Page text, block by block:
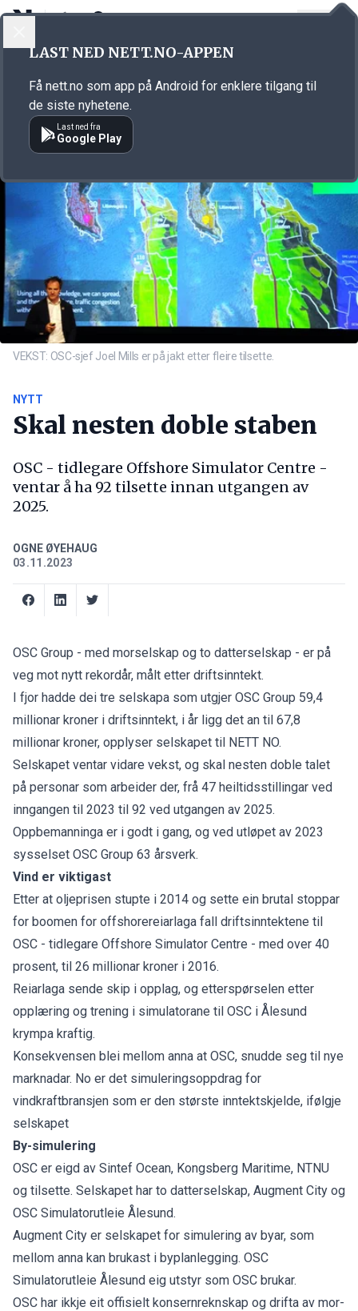
Annonsørinnhold
VEKST: OSC-sjef Joel Mills er på jakt etter fleire tilsette.
NYTT
Skal nesten doble staben
OSC - tidlegare Offshore Simulator Centre -
ventar å ha 92 tilsette innan utgangen av
2025.
OGNE ØYEHAUG
03.11.2023
OSC Group - med morselskap og to datterselskap - er på
veg mot nytt rekordår, målt etter driftsinntekt.
I fjor hadde dei tre selskapa som utgjer OSC Group 59,4
millionar kroner i driftsinntekt, i år ligg det an til 67,8
millionar kroner, opplyser selskapet til NETT NO.
Selskapet ventar vidare vekst, og skal nesten doble talet
på personar som arbeider der, frå 47 heiltidsstillingar ved
inngangen til 2023 til 92 ved utgangen av 2025.
Oppbemanninga er i godt i gang, og ved utløpet av 2023
sysselset OSC Group 63 årsverk.
Vind er viktigast
Etter at oljeprisen stupte i 2014 og sette ein brutal stoppar
for boomen for offshorereiarlaga fall driftsinntektene til
OSC - tidlegare Offshore Simulator Centre - med over 40
prosent, til 26 millionar kroner i 2016.
Reiarlaga sende skip i opplag, og etterspørselen etter
opplæring og trening i simulatorane til OSC i Ålesund
krympa kraftig.
Konsekvensen blei mellom anna at OSC, snudde seg til nye
marknadar. No er det simuleringsoppdrag for
vindkraftbransjen som er den største inntektskjelde, ifølgje
selskapet
By-simulering
OSC er eigd av Sintef Ocean, Kongsberg Maritime, NTNU
og tilsette. Selskapet har to datterselskap, Augment City og
OSC Simulatorutleie Ålesund.
Augment City er selskapet for simulering av byar, som
mellom anna kan brukast i byplanlegging. OSC
Simulatorutleie Ålesund eig utstyr som OSC brukar.
OSC har ikkje eit offisielt konsernreknskap og drifta av mor-
LAST NED NETT.NO-APPEN
Få nett.no som app på Android for enklere tilgang til
de siste nyhetene.
Last ned fra
Google Play